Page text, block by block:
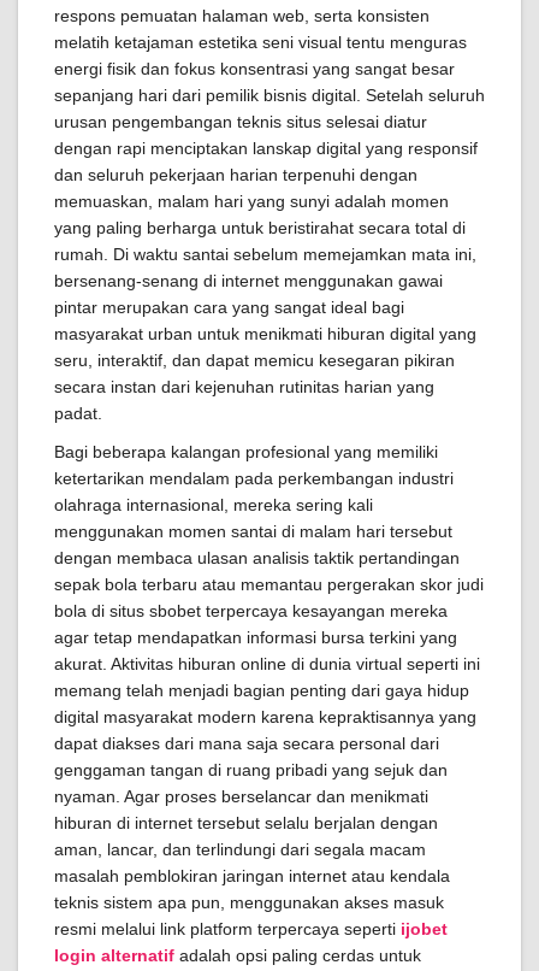
respons pemuatan halaman web, serta konsisten
melatih ketajaman estetika seni visual tentu menguras
energi fisik dan fokus konsentrasi yang sangat besar
sepanjang hari dari pemilik bisnis digital. Setelah seluruh
urusan pengembangan teknis situs selesai diatur
dengan rapi menciptakan lanskap digital yang responsif
dan seluruh pekerjaan harian terpenuhi dengan
memuaskan, malam hari yang sunyi adalah momen
yang paling berharga untuk beristirahat secara total di
rumah. Di waktu santai sebelum memejamkan mata ini,
bersenang-senang di internet menggunakan gawai
pintar merupakan cara yang sangat ideal bagi
masyarakat urban untuk menikmati hiburan digital yang
seru, interaktif, dan dapat memicu kesegaran pikiran
secara instan dari kejenuhan rutinitas harian yang
padat.
Bagi beberapa kalangan profesional yang memiliki
ketertarikan mendalam pada perkembangan industri
olahraga internasional, mereka sering kali
menggunakan momen santai di malam hari tersebut
dengan membaca ulasan analisis taktik pertandingan
sepak bola terbaru atau memantau pergerakan skor judi
bola di situs sbobet terpercaya kesayangan mereka
agar tetap mendapatkan informasi bursa terkini yang
akurat. Aktivitas hiburan online di dunia virtual seperti ini
memang telah menjadi bagian penting dari gaya hidup
digital masyarakat modern karena kepraktisannya yang
dapat diakses dari mana saja secara personal dari
genggaman tangan di ruang pribadi yang sejuk dan
nyaman. Agar proses berselancar dan menikmati
hiburan di internet tersebut selalu berjalan dengan
aman, lancar, dan terlindungi dari segala macam
masalah pemblokiran jaringan internet atau kendala
teknis sistem apa pun, menggunakan akses masuk
resmi melalui link platform terpercaya seperti ijobet
login alternatif adalah opsi paling cerdas untuk